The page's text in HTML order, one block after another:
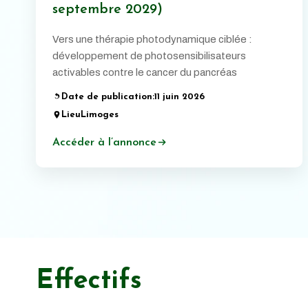
septembre 2029)
Vers une thérapie photodynamique ciblée :
développement de photosensibilisateurs
activables contre le cancer du pancréas
Date de publication:11 juin 2026
Lieu Limoges
Accéder à l’annonce
Effectifs